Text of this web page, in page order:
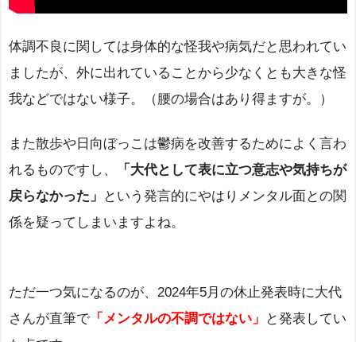
体調不良に関しては身体的な怪我や病気だと思われてい
ましたが、外に出れていることから少なくとも大きな怪
我などではない様子。（腰の場合はあり得ますが。）
また散歩や日向ぼっこは鬱病を改善するためによく言わ
れるものですし、
「大代として表に立つ意志や気持ちが
戻らなかった」
という発言的にやはりメンタル面との関
係を疑ってしまいますよね。
ただ一つ気になるのが、2024年5月の休止発表時に大代
さんが直筆で 「メンタルの不調ではない」
と発表してい